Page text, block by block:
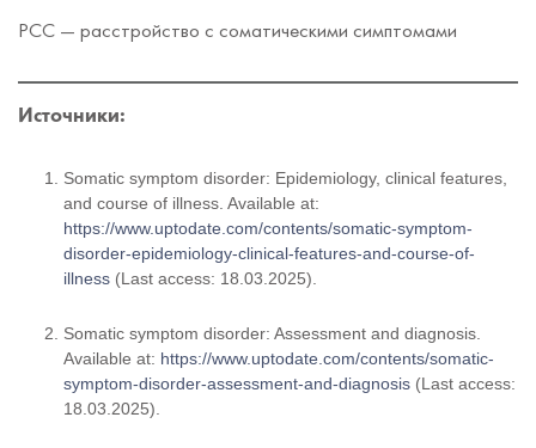
РСС — расстройство с соматическими симптомами
Источники:
Somatic symptom disorder: Epidemiology, clinical features,
and course of illness. Available at:
https://www.uptodate.com/contents/somatic-symptom-
disorder-epidemiology-clinical-features-and-course-of-
illness (Last access: 18.03.2025).
Somatic symptom disorder: Assessment and diagnosis.
Available at: https://www.uptodate.com/contents/somatic-
symptom-disorder-assessment-and-diagnosis (Last access:
18.03.2025).